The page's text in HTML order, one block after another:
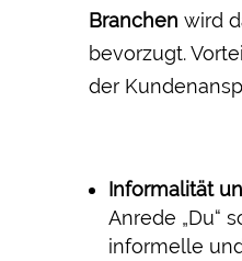
Branchen wird
bevorzugt.
der
Informalität
Anrede „Du“
informelle